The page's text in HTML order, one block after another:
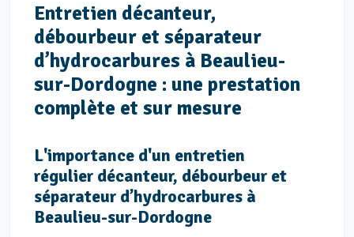
Entretien décanteur,
débourbeur et séparateur
d’hydrocarbures à Beaulieu-
sur-Dordogne : une prestation
complète et sur mesure
L'importance d'un entretien
régulier décanteur, débourbeur et
séparateur d’hydrocarbures à
Beaulieu-sur-Dordogne